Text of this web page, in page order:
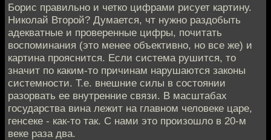
Борис правильно и четко цифрами рисует картину.
Николай Второй? Думается, чт нужно раздобыть
адекватные и проверенные цифры, почитать
воспоминания (это менее объективно, но все же) и
картина прояснится. Если система рушится, то
значит по каким-то причинам нарушаются законы
системности. Т.е. внешние силы в состоянии
разорвать ее внутренние связи. В масштабах
государства вина лежит на главном человеке царе,
генсеке - как-то так. С нами это произошло в 20-м
веке раза два.